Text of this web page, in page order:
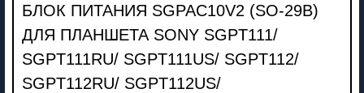
БЛОК ПИТАНИЯ SGPAC10V2 (SO-29B)
ДЛЯ ПЛАНШЕТА SONY SGPT111/
SGPT111RU/ SGPT111US/ SGPT112/
SGPT112RU/ SGPT112US/